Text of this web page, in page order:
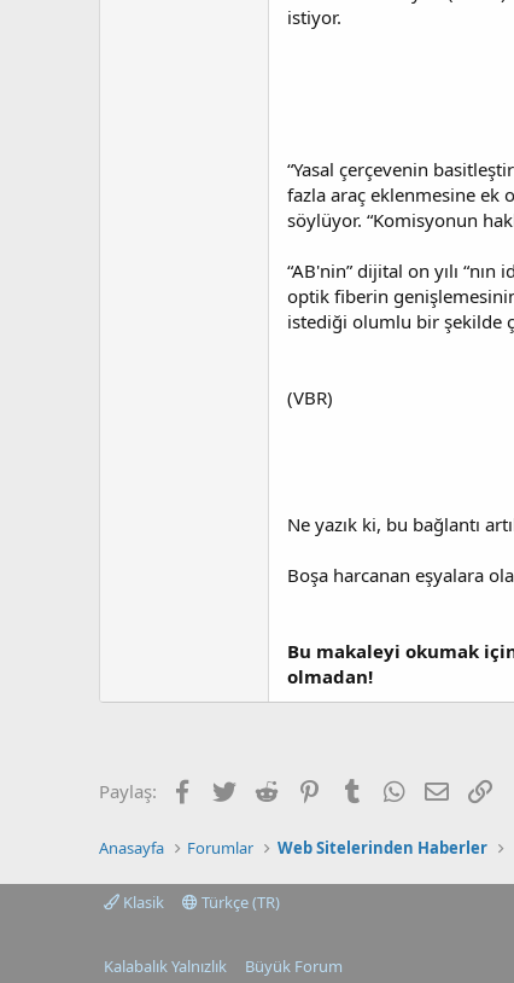
istiyor.
“Yasal çerçevenin
fazla araç eklenmesine ek
söylüyor. “Komisyonun
“AB'nin” dijital on yılı
optik fiberin
istediği olumlu bir şekilde
(VBR)
Ne yazık ki, bu bağlantı
Boşa harcanan eşyalara
Bu makaleyi okumak
olmadan!
Paylaş: Facebook
TwitterReddit PinterestTumblrWhatsApp
E-postaLink
Anasayfa Forumlar Web Sitelerinden Haberler
Klasik Türkçe (TR)
Kalabalık Yalnızlık Büyük Forum